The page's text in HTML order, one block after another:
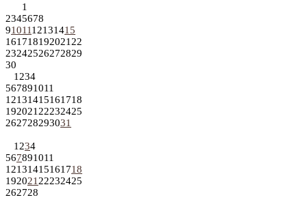
1
2345678
9101112131415
161718192021 22
23242526272829
30
1 234
567891011
12131415161718
192021 22232425
262728293031
1 234
567891011
12131415161718
192021 22232425
262728